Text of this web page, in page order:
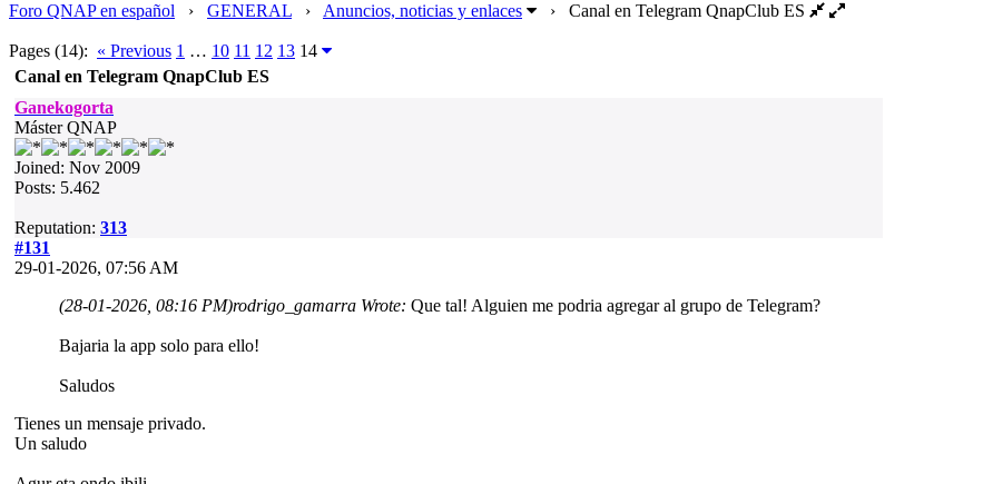
Foro QNAP en español › GENERAL › Anuncios, noticias y enlaces › Canal en Telegram QnapClub ES
Pages (14): « Previous 1 … 10 11 12 13 14
Canal en Telegram QnapClub ES
Ganekogorta
Máster QNAP
Joined: Nov 2009
Posts: 5.462
Reputation: 313
#131
29-01-2026, 07:56 AM
(28-01-2026, 08:16 PM)rodrigo_gamarra Wrote: Que tal! Alguien me podria agregar al grupo de Telegram?
Bajaria la app solo para ello!
Saludos
Tienes un mensaje privado.
Un saludo